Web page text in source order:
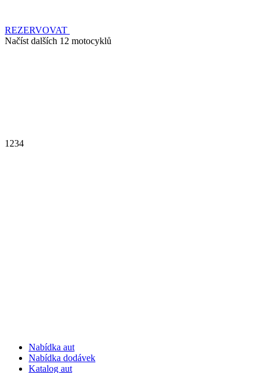
REZERVOVAT
Načíst dalších 12 motocyklů
1 234
Nabídka aut
Nabídka dodávek
Katalog aut